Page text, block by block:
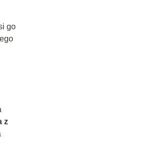
go
z